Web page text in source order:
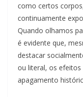
como certos
continuamente
Quando olhamos
é evidente que,
destacar
ou literal, os
apagamento